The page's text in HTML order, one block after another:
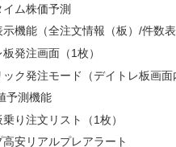
イム株価予測
示機能（全注文情報（板）/件数
発注画面（1枚）
ック発注モード（デイトレ板画面
予測機能
り注文リスト（1枚）
高安リアルプレアラート